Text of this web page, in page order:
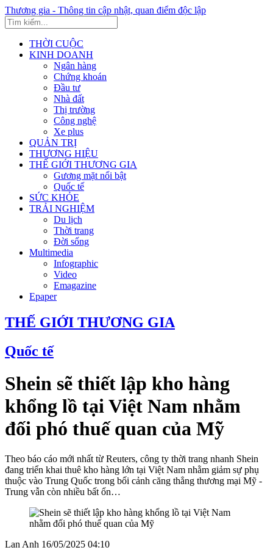
Thương gia - Thông tin cập nhật, quan điểm độc lập
THỜI CUỘC
KINH DOANH
Ngân hàng
Chứng khoán
Đầu tư
Nhà đất
Thị trường
Công nghệ
Xe plus
QUẢN TRỊ
THƯƠNG HIỆU
THẾ GIỚI THƯƠNG GIA
Gương mặt nổi bật
Quốc tế
SỨC KHỎE
TRẢI NGHIỆM
Du lịch
Thời trang
Đời sống
Multimedia
Infographic
Video
Emagazine
Epaper
THẾ GIỚI THƯƠNG GIA
Quốc tế
Shein sẽ thiết lập kho hàng
khổng lồ tại Việt Nam nhằm
đối phó thuế quan của Mỹ
Theo báo cáo mới nhất từ Reuters, công ty thời trang nhanh Shein
đang triển khai thuê kho hàng lớn tại Việt Nam nhằm giảm sự phụ
thuộc vào Trung Quốc trong bối cảnh căng thẳng thương mại Mỹ -
Trung vẫn còn nhiều bất ổn…
Lan Anh 16/05/2025 04:10